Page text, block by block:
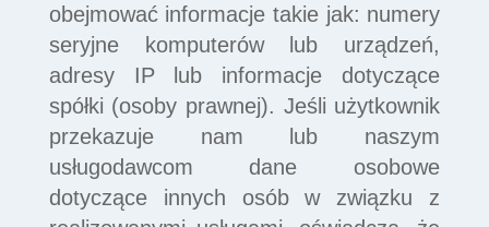
obejmować informacje takie jak: numery
seryjne komputerów lub urządzeń,
adresy IP lub informacje dotyczące
spółki (osoby prawnej). Jeśli użytkownik
przekazuje nam lub naszym
usługodawcom dane osobowe
dotyczące innych osób w związku z